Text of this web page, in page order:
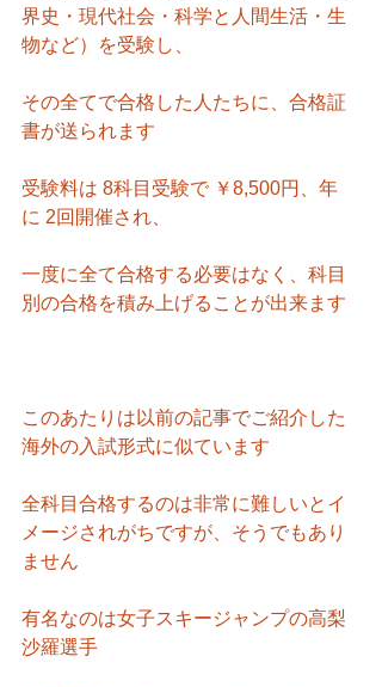
界史・現代社会・科学と人間生活・生
物など）を受験し、
その全てで合格した人たちに、合格証
書が送られます
受験料は 8科目受験で ￥8,500円、年
に 2回開催され、
一度に全て合格する必要はなく、科目
別の合格を積み上げることが出来ます
このあたりは以前の記事でご紹介した
海外の入試形式に似ています
全科目合格するのは非常に難しいとイ
メージされがちですが、そうでもあり
ません
有名なのは女子スキージャンプの高梨
沙羅選手